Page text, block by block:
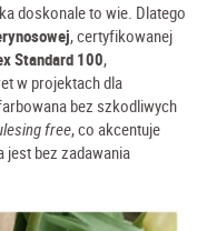
doskonale to wie. Dlatego
, certyfikowanej
Standard 100,
w projektach dla
bez szkodliwych
free, co akcentuje
jest bez zadawania